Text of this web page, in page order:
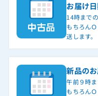
お届け
14時まで
もちろん
送します。
新品の
午前９時
もちろんＯ